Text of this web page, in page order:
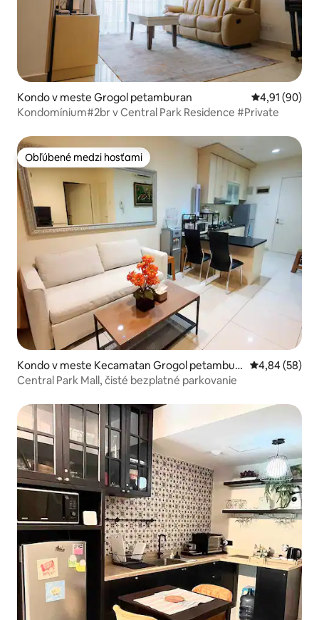
Kondo v meste Grogol petamburan Priemerné
4,91 (90)
Kondomínium#2br v Central Park Residence #Private
Obľúbené medzi hosťami
Obľúbené medzi hosťami
Kondo v meste Kecamatan Grogol petambur
an
Priemerné
4,84 (58)
Central Park Mall, čisté bezplatné parkovanie